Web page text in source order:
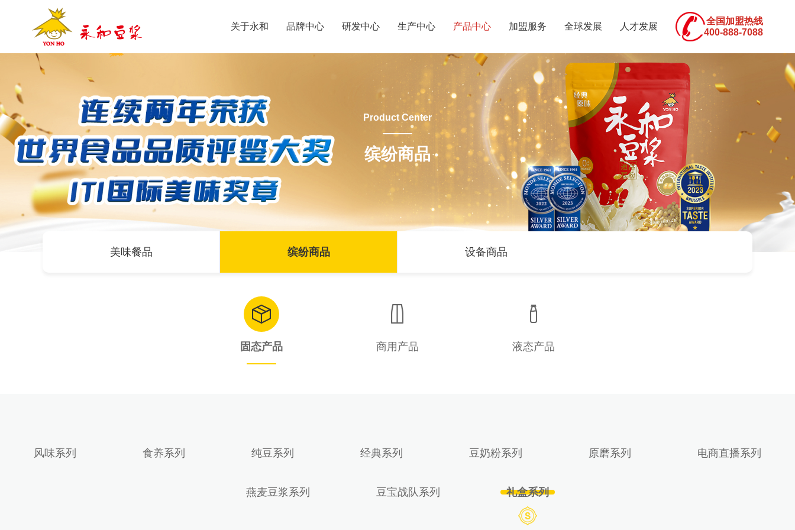
全国加盟热线
400-888-7088
关于永和 品牌中心 研发中心 生产中心 产品中心 加盟服务 全球发展 人才发展
Product Center
缤纷商品
美味餐品 缤纷商品 设备商品
固态产品 商用产品 液态产品
风味系列 食养系列 纯豆系列 经典系列 豆奶粉系列 原磨系列 电商直播系列
燕麦豆浆系列 豆宝战队系列 礼盒系列